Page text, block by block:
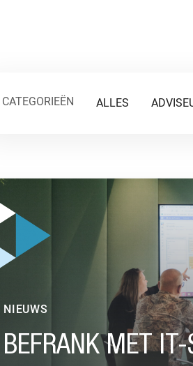
CATEGORIEËN ALLES
“BEFRANK MET IT-SYSTEEM
BEFRANK MET
NIEUWS